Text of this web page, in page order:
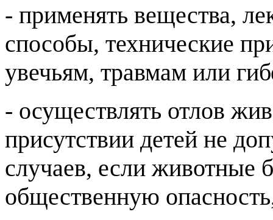
- применять вещества,
способы, технические
увечьям, травмам или
- осуществлять отлов
присутствии детей не
случаев, если животные
общественную